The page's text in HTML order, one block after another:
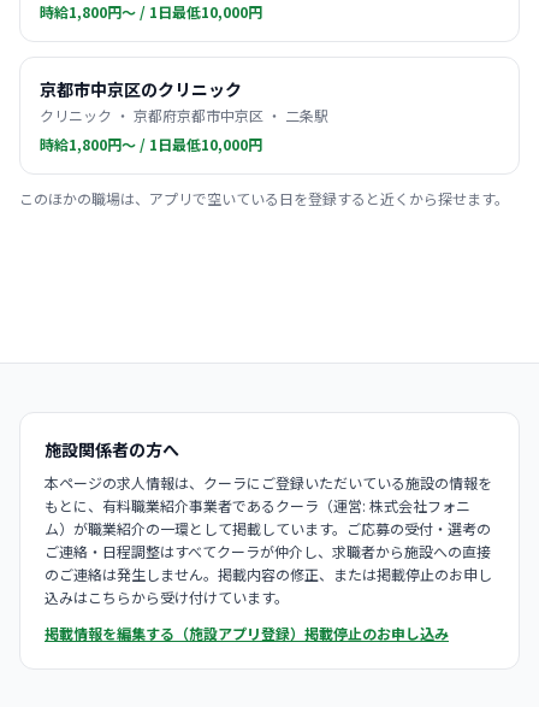
時給1,800円〜 / 1日最低10,000円
京都市中京区のクリニック
クリニック ・ 京都府京都市中京区 ・ 二条駅
時給1,800円〜 / 1日最低10,000円
このほかの職場は、アプリで空いている日を登録すると近くから探せます。
施設関係者の方へ
本ページの求人情報は、クーラにご登録いただいている施設の情報を
もとに、有料職業紹介事業者であるクーラ（運営: 株式会社フォニ
ム）が職業紹介の一環として掲載しています。ご応募の受付・選考の
ご連絡・日程調整はすべてクーラが仲介し、求職者から施設への直接
のご連絡は発生しません。掲載内容の修正、または掲載停止のお申し
込みはこちらから受け付けています。
掲載情報を編集する（施設アプリ登録） 掲載停止のお申し込み